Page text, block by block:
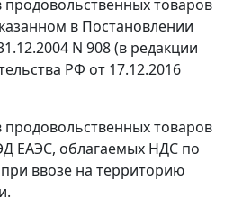
товаров
в Постановлении
N 908 (в редакции
РФ от 17.12.2016
товаров
ЕАЭС, облагаемых НДС по
при ввозе на территорию